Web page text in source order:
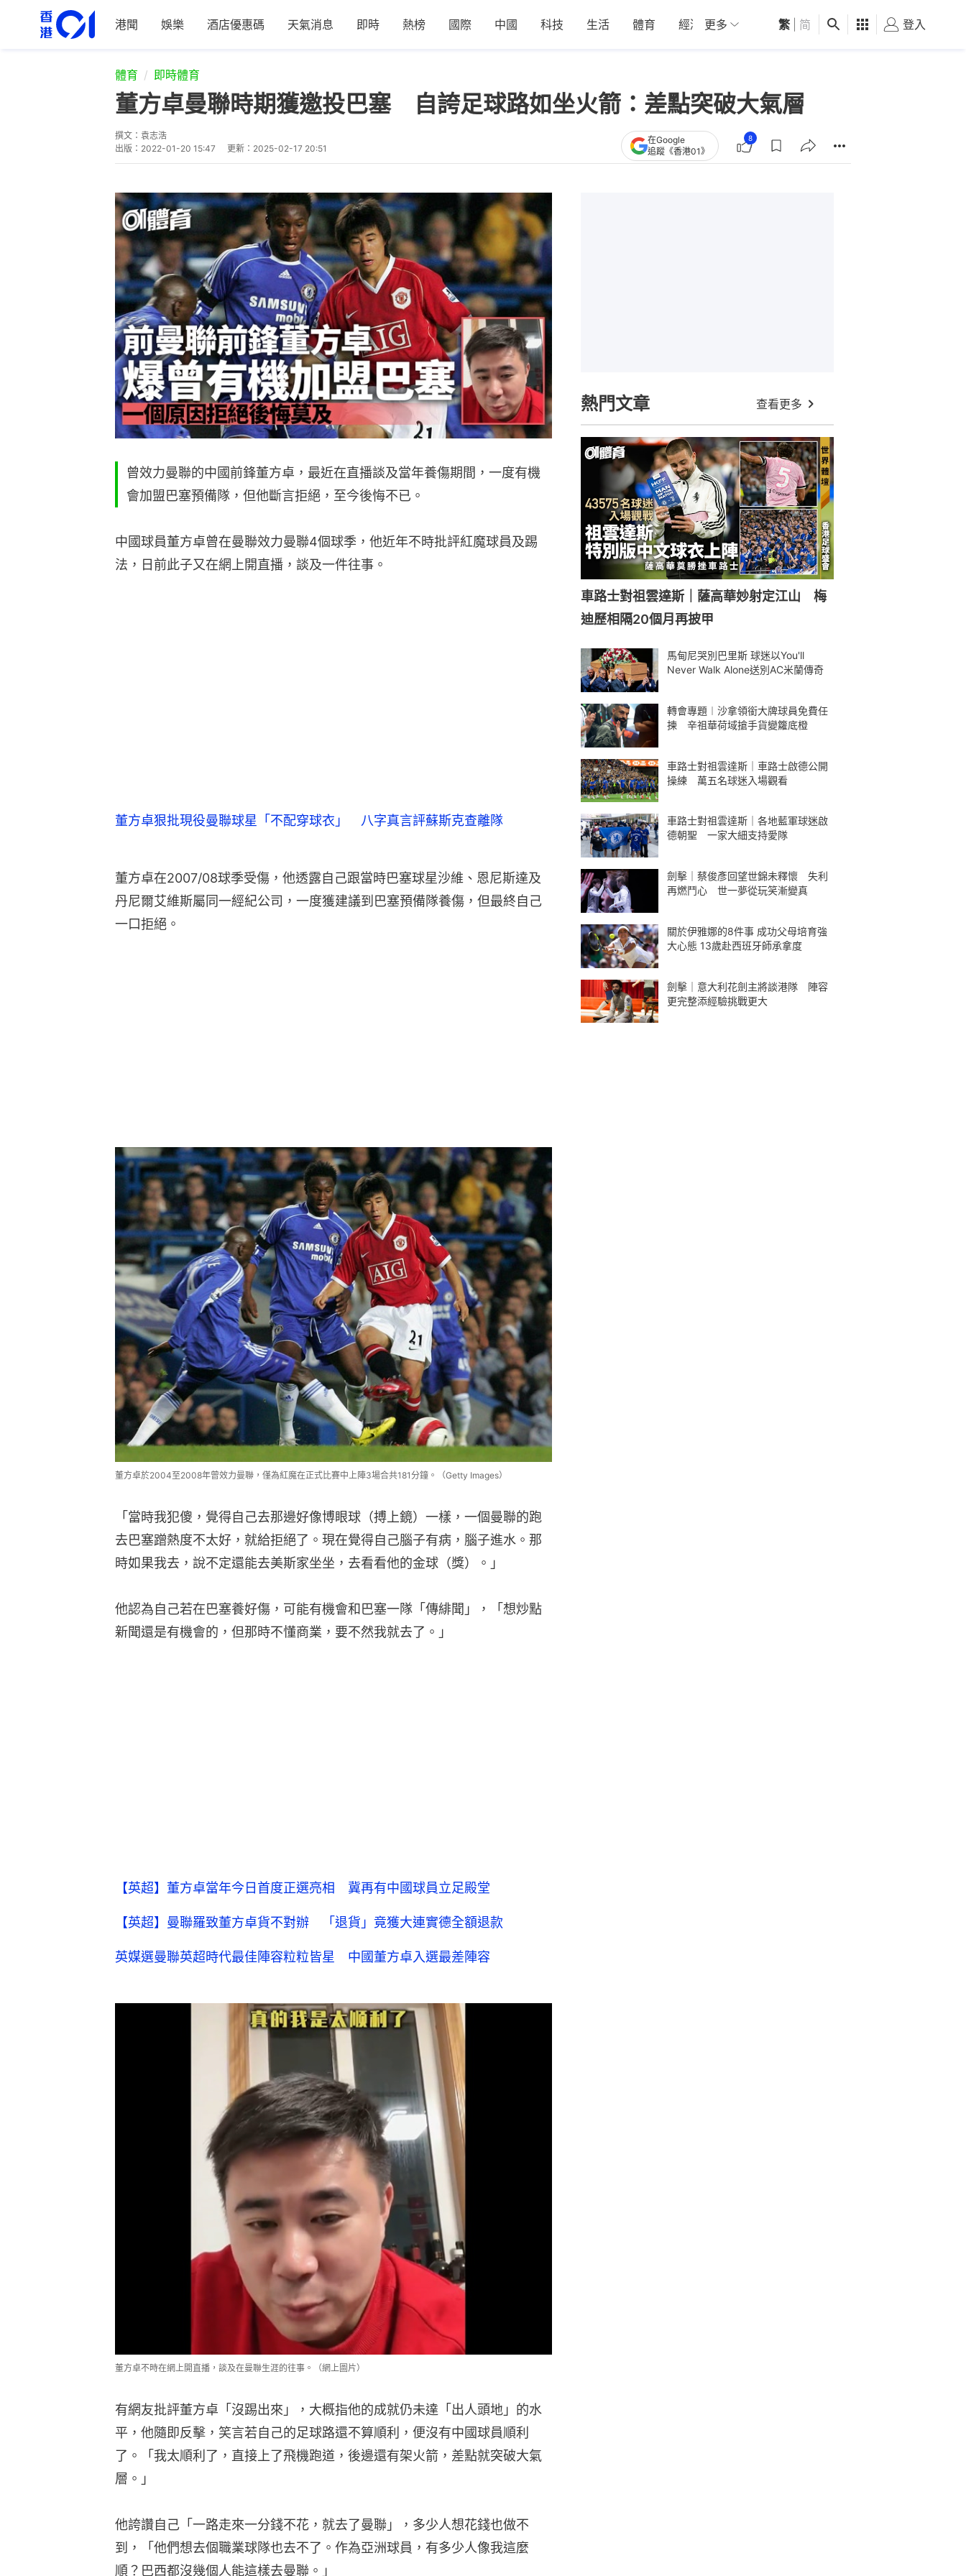
港聞 娛樂 酒店優惠碼 天氣消息 即時 熱榜 國際 中國 科技 生活 體育 經濟 01深圳 觀點 健康 好食玩飛
更多 繁 简 登入
體育 即時體育
董方卓曼聯時期獲邀投巴塞 自誇足球路如坐火箭：差點突破大氣層
撰文： 袁志浩
出版： 2022-01-20 15:47 更新： 2025-02-17 20:51
在Google
追蹤《香港01》
8
曾效力曼聯的中國前鋒董方卓，最近在直播談及當年養傷期間，一度有機
會加盟巴塞預備隊，但他斷言拒絕，至今後悔不已。
中國球員董方卓曾在曼聯效力曼聯4個球季，他近年不時批評紅魔球員及踢
法，日前此子又在網上開直播，談及一件往事。
董方卓狠批現役曼聯球星「不配穿球衣」 八字真言評蘇斯克查離隊
董方卓在2007/08球季受傷，他透露自己跟當時巴塞球星沙維、恩尼斯達及
丹尼爾艾維斯屬同一經紀公司，一度獲建議到巴塞預備隊養傷，但最終自己
一口拒絕。
董方卓於2004至2008年曾效力曼聯，僅為紅魔在正式比賽中上陣3場合共181分鐘。（Getty Images）
「當時我犯傻，覺得自己去那邊好像博眼球（搏上鏡）一樣，一個曼聯的跑
去巴塞蹭熱度不太好，就給拒絕了。現在覺得自己腦子有病，腦子進水。那
時如果我去，說不定還能去美斯家坐坐，去看看他的金球（獎）。」
他認為自己若在巴塞養好傷，可能有機會和巴塞一隊「傳緋聞」，「想炒點
新聞還是有機會的，但那時不懂商業，要不然我就去了。」
董方卓不時在網上開直播，談及在曼聯生涯的往事。（網上圖片）
有網友批評董方卓「沒踢出來」，大概指他的成就仍未達「出人頭地」的水
平，他隨即反擊，笑言若自己的足球路還不算順利，便沒有中國球員順利
了。「我太順利了，直接上了飛機跑道，後邊還有架火箭，差點就突破大氣
他誇讚自己「一路走來一分錢不花，就去了曼聯」，多少人想花錢也做不
到，「他們想去個職業球隊也去不了。作為亞洲球員，有多少人像我這麼
董方卓最後強調，自己不是「沒踢出來」，只是未達到最高峰，「天賦沒有
完全兌現」而已。
足球熱話｜重賞之下必有勇夫 為再挫越南傳國足開天價獎金
熱門文章 查看更多
車路士對祖雲達斯｜薩高華妙射定江山 梅
迪歷相隔20個月再披甲
馬甸尼哭別巴里斯 球迷以You'll
Never Walk Alone送別AC米蘭傳奇
轉會專題︱沙拿領銜大牌球員免費任
揀 辛祖華荷域搶手貨變籮底橙
車路士對祖雲達斯｜車路士啟德公開
操練 萬五名球迷入場觀看
車路士對祖雲達斯｜各地藍軍球迷啟
德朝聖 一家大細支持愛隊
劍擊｜蔡俊彥回望世錦未釋懷 失利
再燃鬥心 世一夢從玩笑漸變真
關於伊雅娜的8件事 成功父母培育強
大心態 13歲赴西班牙師承拿度
劍擊｜意大利花劍主將談港隊 陣容
更完整添經驗挑戰更大